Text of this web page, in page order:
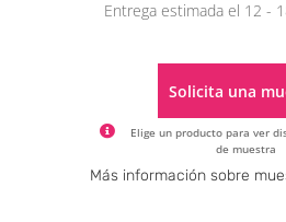
Entrega estimada el 12 -
Solicita una
Elige un producto para ver
de muestra
Más información sobre